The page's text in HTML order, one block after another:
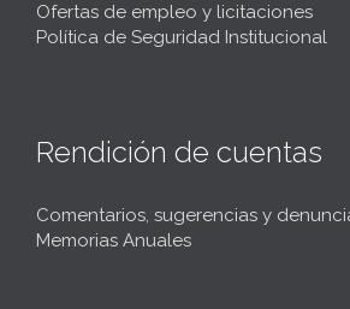
Ofertas de empleo y licitaciones
Política de Seguridad Institucional
Rendición de cuentas
Comentarios, sugerencias y
Memorias Anuales